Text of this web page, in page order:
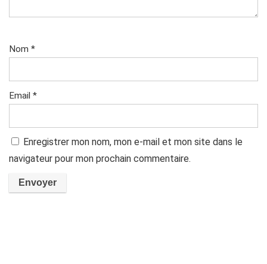
Nom *
Email *
Enregistrer mon nom, mon e-mail et mon site dans le
navigateur pour mon prochain commentaire.